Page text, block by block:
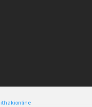
ithakionline